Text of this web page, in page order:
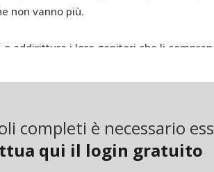
non vanno più.
addirittura i loro genitori che li
e buttiamo via i vestiti. È lo stesso
indumenti per bambini da un punto di
completi è necessario
qui il login gratuito